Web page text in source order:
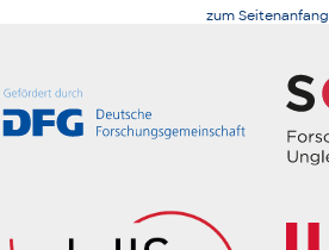
zum Seitenanfang